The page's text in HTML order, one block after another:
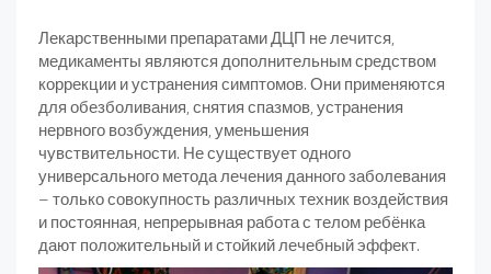
Лекарственными препаратами ДЦП не лечится,
медикаменты являются дополнительным средством
коррекции и устранения симптомов. Они применяются
для обезболивания, снятия спазмов, устранения
нервного возбуждения, уменьшения
чувствительности. Не существует одного
универсального метода лечения данного заболевания
– только совокупность различных техник воздействия
и постоянная, непрерывная работа с телом ребёнка
дают положительный и стойкий лечебный эффект.